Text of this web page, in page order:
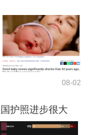
08-02
护照进步很大